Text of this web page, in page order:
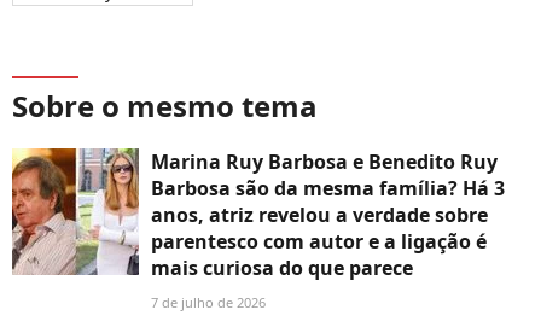
Sobre o mesmo tema
Marina Ruy Barbosa e Benedito Ruy
Barbosa são da mesma família? Há 3
anos, atriz revelou a verdade sobre
parentesco com autor e a ligação é
mais curiosa do que parece
7 de julho de 2026